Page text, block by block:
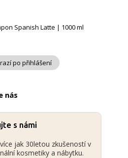
Spanish Latte | 1000 ml
po přihlášení
nás
s námi
jak 30letou zkušeností v
kosmetiky a nábytku.